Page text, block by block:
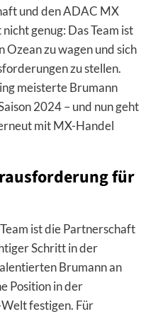
und den ADAC MX
genug: Das Team ist
Ozean zu wagen und sich
zu stellen.
meisterte Brumann
2024 – und nun geht
mit MX-Handel
für
ist die Partnerschaft
Schritt in der
Brumann an
Position in der
festigen. Für